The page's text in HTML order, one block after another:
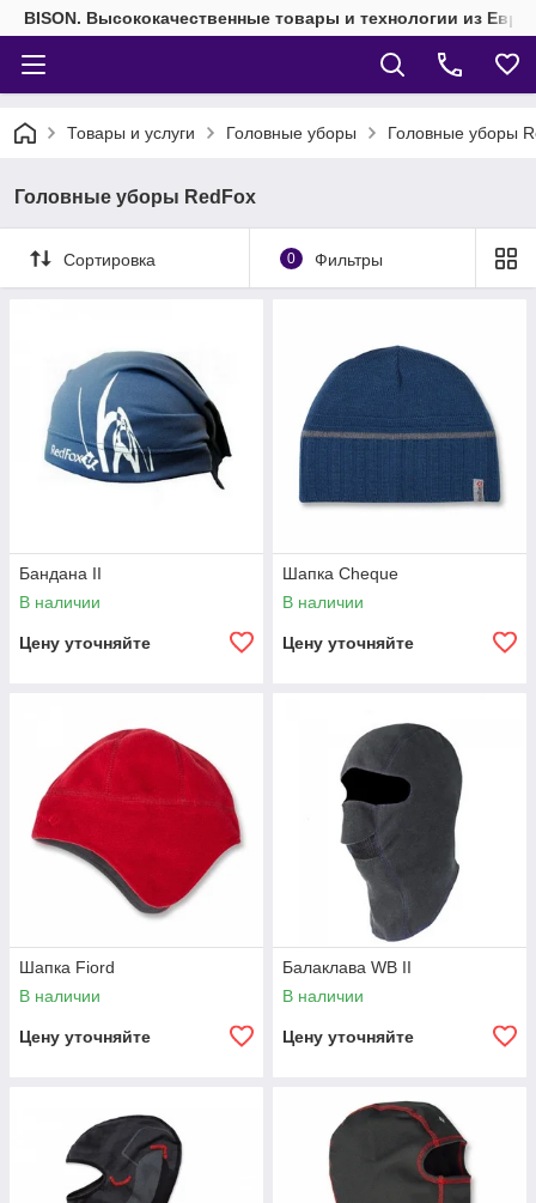
BISON. Высококачественные товары и технологии из
Товары и услуги Головные уборы Головные уборы
Головные уборы RedFox
Сортировка 0 Фильтры
Бандана II
В наличии
Цену уточняйте
Шапка Cheque
В наличии
Цену уточняйте
Шапка Fiord
В наличии
Цену уточняйте
Балаклава WB II
В наличии
Цену уточняйте